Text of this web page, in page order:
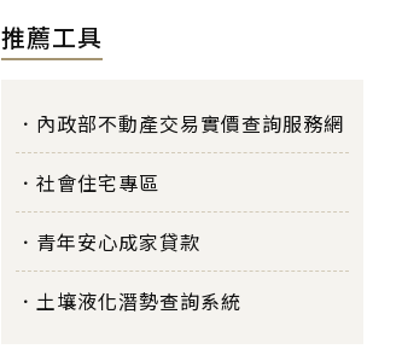
推薦工具
內政部不動產交易實價查詢服務網
社會住宅專區
青年安心成家貸款
土壤液化潛勢查詢系統